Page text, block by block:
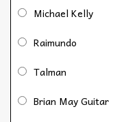
Michael Kelly
Raimundo
Talman
Brian May Guitar